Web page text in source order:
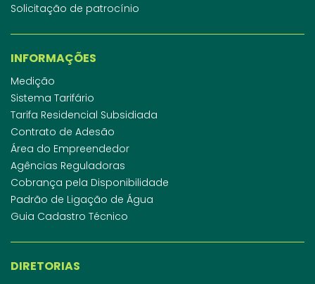
Solicitação de patrocínio
INFORMAÇÕES
Medição
Sistema Tarifário
Tarifa Residencial Subsidiada
Contrato de Adesão
Área do Empreendedor
Agências Reguladoras
Cobrança pela Disponibilidade
Padrão de Ligação de Água
Guia Cadastro Técnico
DIRETORIAS